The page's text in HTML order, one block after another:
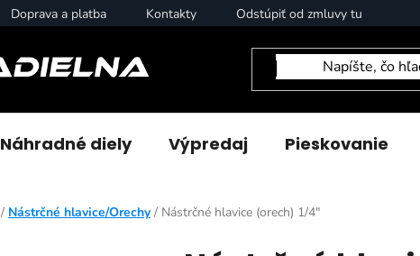
Doprava a platba Kontakty Odstúpiť od zmluvy tu
Náhradné diely Výpredaj Pieskovanie
/ Nástrčné hlavice/Orechy / Nástrčné hlavice (orech) 1/4"